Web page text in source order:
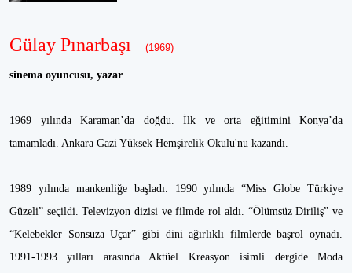
Gülay Pınarbaşı (1969)
sinema oyuncusu, yazar
1969 yılında Karaman’da doğdu. İlk ve orta eğitimini Konya’da
tamamladı. Ankara Gazi Yüksek Hemşirelik Okulu'nu kazandı.
1989 yılında mankenliğe başladı. 1990 yılında “Miss Globe Türkiye
Güzeli” seçildi. Televizyon dizisi ve filmde rol aldı. “Ölümsüz Diriliş” ve
“Kelebekler Sonsuza Uçar” gibi dini ağırlıklı filmlerde başrol oynadı.
1991-1993 yılları arasında Aktüel Kreasyon isimli dergide Moda